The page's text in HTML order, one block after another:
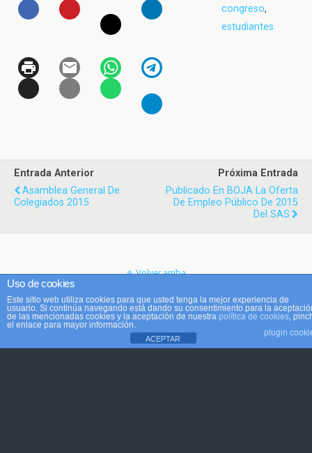
congreso,
estudiantes
Entrada Anterior
Asamblea General De
Colegiados 2015
Próxima Entrada
Publicado En BOJA La Oferta
De Empleo Público De 2015
Del SAS
Volver arriba
Móvil Escritorio
Uso de cookies
Este sitio web utiliza cookies para que usted tenga la mejor experiencia de
usuario. Si continúa navegando está dando su consentimiento para la
de las mencionadas cookies y la aceptación de nuestra política de cookies ,
el enlace para mayor información.
plugin
ACEPTAR